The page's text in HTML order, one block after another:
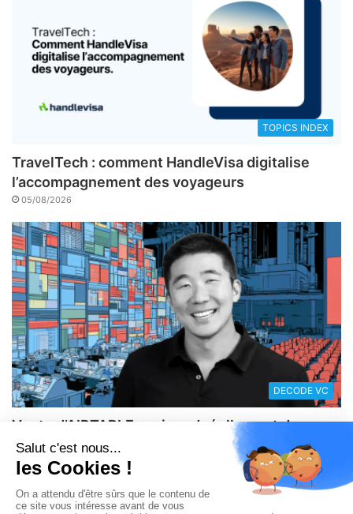
TOPICS INDEX
TravelTech : comment HandleVisa digitalise
l’accompagnement des voyageurs
05/08/2026
DECODE VC
Vente d’AIRTABLE : qui perd réellement de
l’argent dans une sortie à 2,25 milliards de
dollars ?